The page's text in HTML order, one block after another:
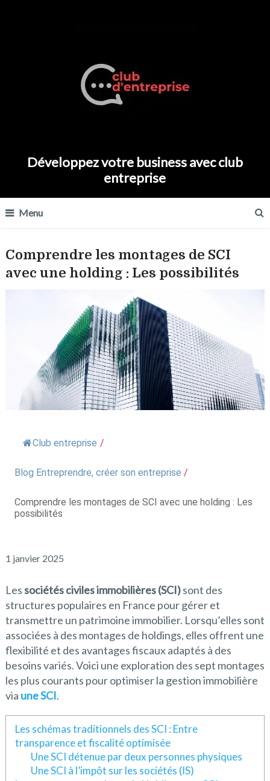
Développez votre business avec club
entreprise
Menu
Comprendre les montages de SCI
avec une holding : Les possibilités
Club entreprise /
Blog Entreprendre, créer son entreprise /
Comprendre les montages de SCI avec une holding : Les
possibilités
1 janvier 2025
Lessociétés civiles immobilières (SCI)sont des
structures populaires en France pour gérer et
transmettre un patrimoine immobilier. Lorsqu’elles sont
associées à des montages de holdings, elles offrent une
flexibilité et des avantages fiscaux adaptés à des
besoins variés. Voici une exploration des sept montages
les plus courants pour optimiser la gestion immobilière
via une SCI.
Les schémas traditionnels des SCI : Entre
transparence et fiscalité optimisée
Une SCI détenue par deux personnes physiques
Une SCI à l’impôt sur les sociétés (IS)